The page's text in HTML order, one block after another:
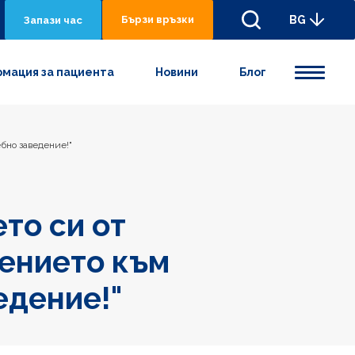
Запази час Бързи връзки BG
за пациента Новини Блог
заведение!"
си от
към